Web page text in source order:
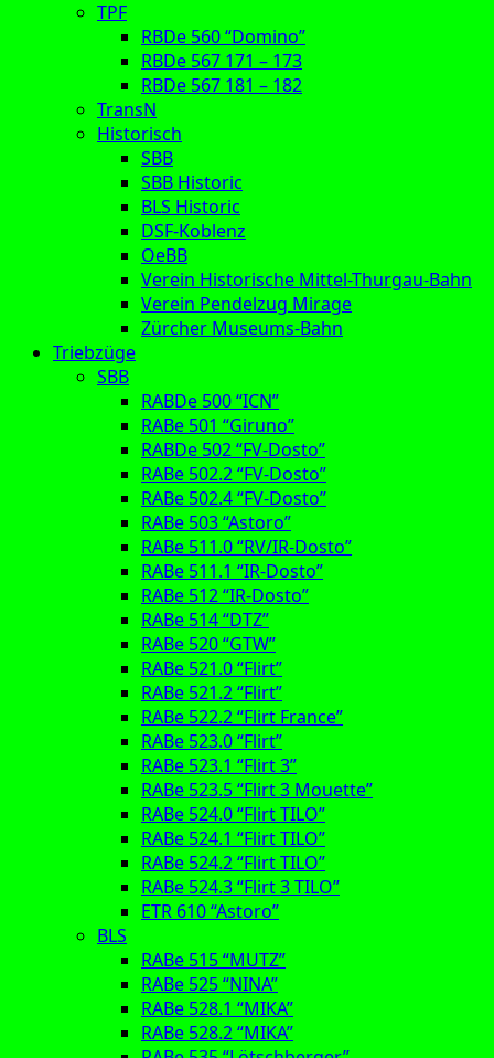
TPF
RBDe 560 “Domino”
RBDe 567 171 – 173
RBDe 567 181 – 182
TransN
Historisch
SBB
SBB Historic
BLS Historic
DSF-Koblenz
OeBB
Verein Historische Mittel-Thurgau-Bahn
Verein Pendelzug Mirage
Zürcher Museums-Bahn
Triebzüge
SBB
RABDe 500 “ICN”
RABe 501 “Giruno”
RABDe 502 “FV-Dosto”
RABe 502.2 “FV-Dosto”
RABe 502.4 “FV-Dosto”
RABe 503 “Astoro”
RABe 511.0 “RV/IR-Dosto”
RABe 511.1 “IR-Dosto”
RABe 512 “IR-Dosto”
RABe 514 “DTZ”
RABe 520 “GTW”
RABe 521.0 “Flirt”
RABe 521.2 “Flirt”
RABe 522.2 “Flirt France”
RABe 523.0 “Flirt”
RABe 523.1 “Flirt 3”
RABe 523.5 “Flirt 3 Mouette”
RABe 524.0 “Flirt TILO”
RABe 524.1 “Flirt TILO”
RABe 524.2 “Flirt TILO”
RABe 524.3 “Flirt 3 TILO”
ETR 610 “Astoro”
BLS
RABe 515 “MUTZ”
RABe 525 “NINA”
RABe 528.1 “MIKA”
RABe 528.2 “MIKA”